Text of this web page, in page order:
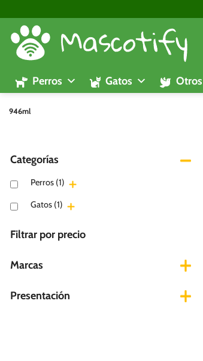
al
contenido
Perros Gatos Otros
946ml
Categorías
Perros (1)
Gatos (1)
Filtrar por precio
Marcas
Presentación